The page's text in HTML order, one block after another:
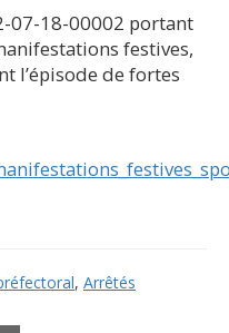
07-18-00002 portant
festives,
l’épisode de fortes
, Arrêtés